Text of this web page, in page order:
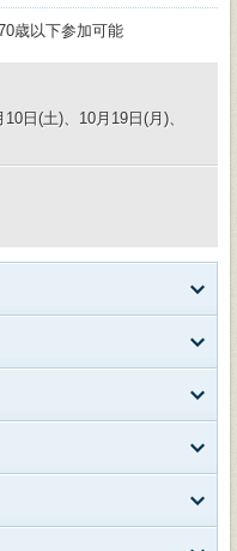
歳以下参加可能
日(土)、10月19日(月)、